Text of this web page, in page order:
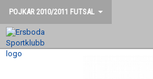
POJKAR 2010/2011 FUTSAL
HEM